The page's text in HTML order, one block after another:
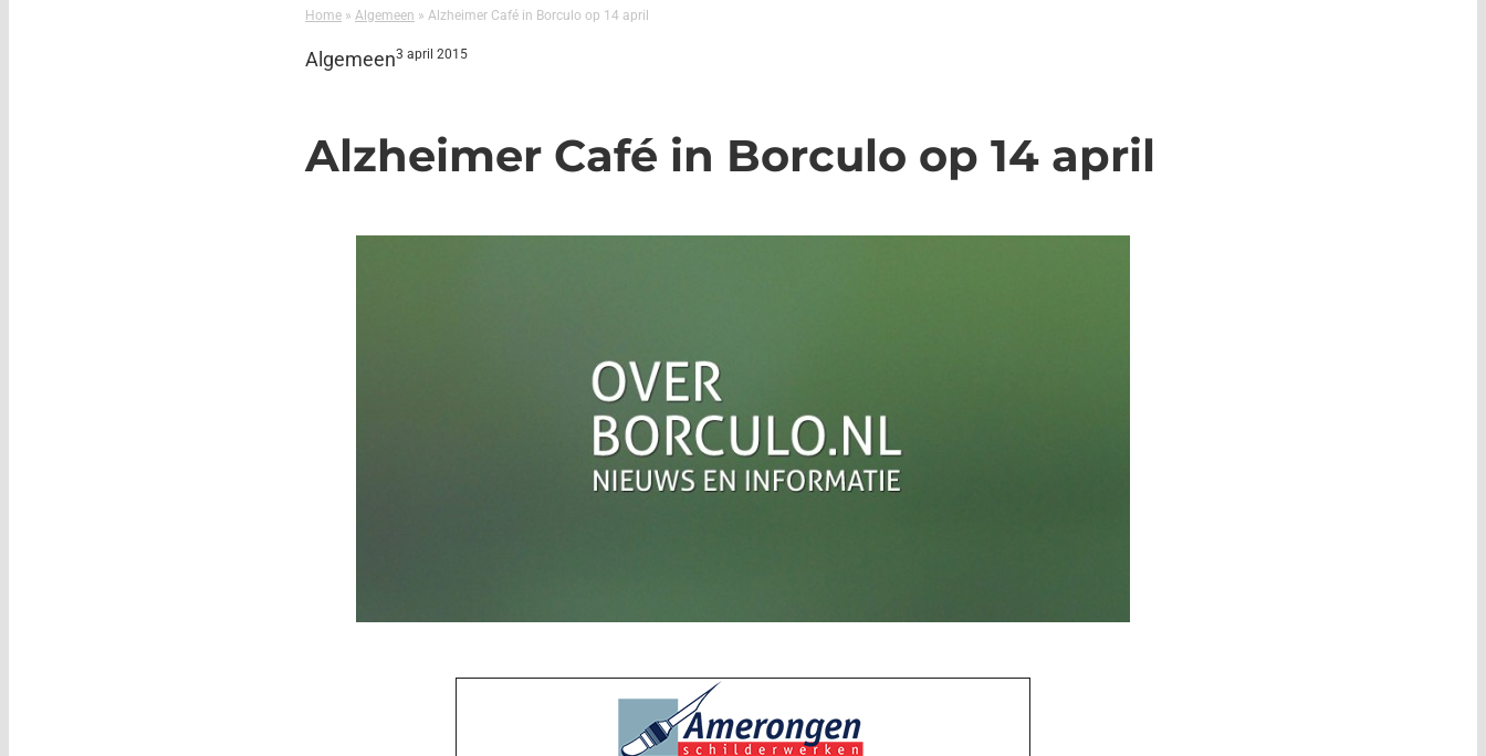
Home »Algemeen »Alzheimer Café in Borculo op 14 april
Algemeen3 april 2015
Alzheimer Café in Borculo op 14 april